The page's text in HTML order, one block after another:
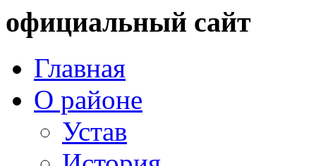
официальный сайт
Главная
О районе
Устав